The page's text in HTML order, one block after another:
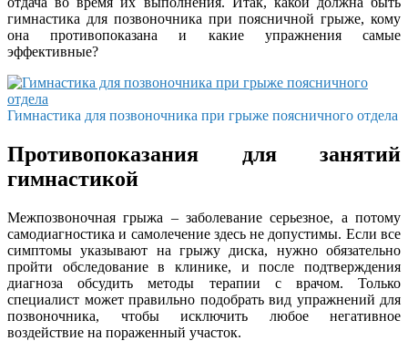
гимнастика для позвоночника при поясничной грыже, кому
она противопоказана и какие упражнения самые
эффективные?
Гимнастика для позвоночника при грыже поясничного отдела
Противопоказания для занятий
гимнастикой
Межпозвоночная грыжа – заболевание серьезное, а потому
самодиагностика и самолечение здесь не допустимы. Если все
симптомы указывают на грыжу диска, нужно обязательно
пройти обследование в клинике, и после подтверждения
диагноза обсудить методы терапии с врачом. Только
специалист может правильно подобрать вид упражнений для
позвоночника, чтобы исключить любое негативное
воздействие на пораженный участок.